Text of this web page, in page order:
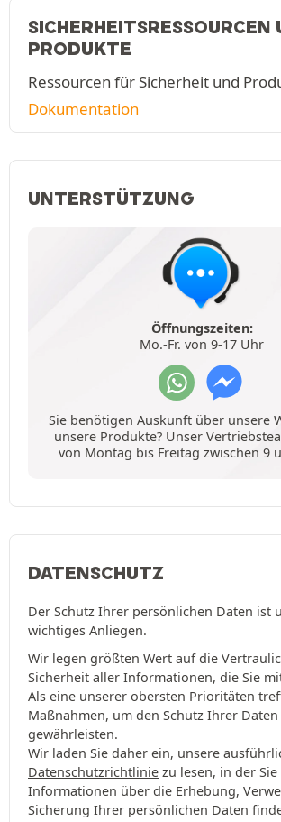
SICHERHEITSRESSOURCEN
PRODUKTE
Ressourcen für Sicherheit und
Dokumentation
UNTERSTÜTZUNG
Öffnungszeiten:
Mo.-Fr. von 9-17 Uhr
Sie benötigen Auskunft über unsere
unsere Produkte? Unser
von Montag bis Freitag zwischen 9
DATENSCHUTZ
Der Schutz Ihrer persönlichen Daten ist
wichtiges Anliegen.
Wir legen größten Wert auf die
Sicherheit aller Informationen, die Sie
Als eine unserer obersten Prioritäten
Maßnahmen, um den Schutz Ihrer Daten
gewährleisten.
Wir laden Sie daher ein, unsere
Datenschutzrichtlinie zu lesen, in der Sie
Informationen über die Erhebung,
Sicherung Ihrer persönlichen Daten